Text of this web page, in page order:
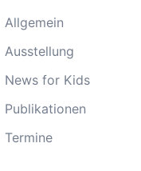
Allgemein
Ausstellung
News for Kids
Publikationen
Termine